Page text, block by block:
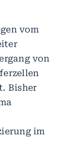
vom
von
Bisher
im